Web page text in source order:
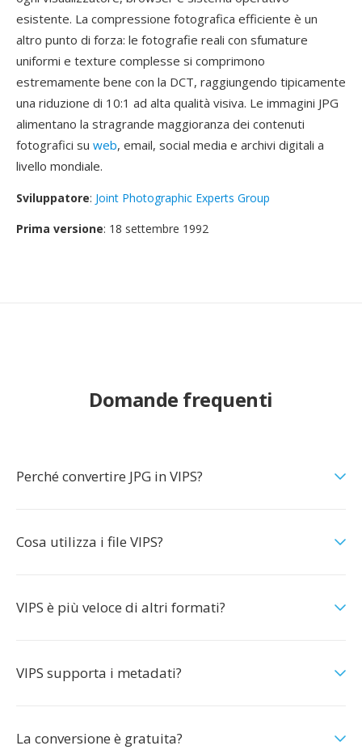
esistente. La compressione fotografica efficiente è un
altro punto di forza: le fotografie reali con sfumature
uniformi e texture complesse si comprimono
estremamente bene con la DCT, raggiungendo tipicamente
una riduzione di 10:1 ad alta qualità visiva. Le immagini JPG
alimentano la stragrande maggioranza dei contenuti
fotografici su web, email, social media e archivi digitali a
livello mondiale.
Sviluppatore: Joint Photographic Experts Group
Prima versione: 18 settembre 1992
Domande frequenti
Perché convertire JPG in VIPS?
Cosa utilizza i file VIPS?
VIPS è più veloce di altri formati?
VIPS supporta i metadati?
La conversione è gratuita?